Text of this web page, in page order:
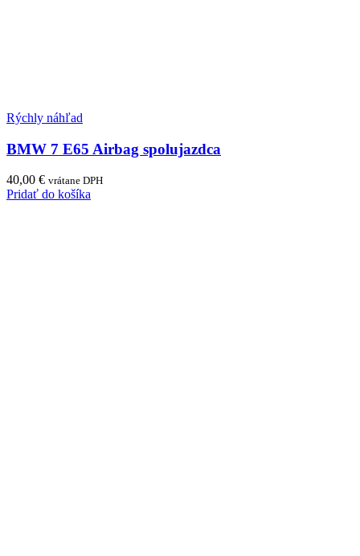
Rýchly náhľad
BMW 7 E65 Airbag spolujazdca
40,00 € vrátane DPH
Pridať do košíka